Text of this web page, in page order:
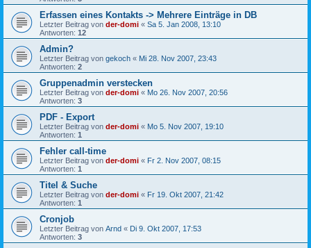
Erfassen eines Kontakts -> Mehrere Einträge in DB
Letzter Beitrag von der-domi « Sa 5. Jan 2008, 13:10
Antworten: 12
Admin?
Letzter Beitrag von gekoch « Mi 28. Nov 2007, 23:43
Antworten: 2
Gruppenadmin verstecken
Letzter Beitrag von der-domi « Mo 26. Nov 2007, 20:56
Antworten: 3
PDF - Export
Letzter Beitrag von der-domi « Mo 5. Nov 2007, 19:10
Antworten: 1
Fehler call-time
Letzter Beitrag von der-domi « Fr 2. Nov 2007, 08:15
Antworten: 1
Titel & Suche
Letzter Beitrag von der-domi « Fr 19. Okt 2007, 21:42
Antworten: 1
Cronjob
Letzter Beitrag von Arnd « Di 9. Okt 2007, 17:53
Antworten: 3